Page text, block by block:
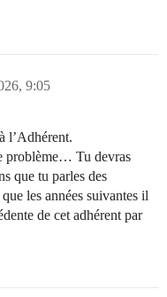
9:05
l’Adhérent.
problème… Tu devras
que tu parles des
les années suivantes il
de cet adhérent par